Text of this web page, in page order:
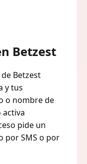
Betzest
Betzest
y tus
o nombre de
activa
pide un
por SMS o por